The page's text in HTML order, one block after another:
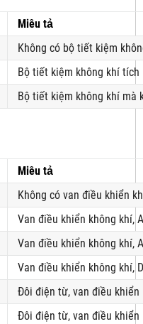
Miêu tả
Không có bộ tiết kiệm
Bộ tiết kiệm không khí
Bộ tiết kiệm không khí mà
Miêu tả
Không có van điều khiển
Van điều khiển không khí,
Van điều khiển không khí,
Van điều khiển không khí,
Đôi điện từ, van điều khiển
Đôi điện từ, van điều khiển